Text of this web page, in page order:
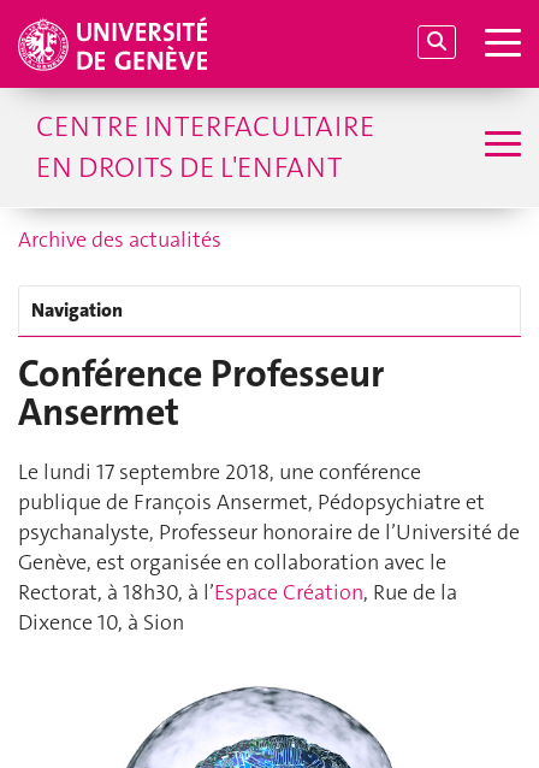
CENTRE INTERFACULTAIRE
EN DROITS DE L'ENFANT
Archive des actualités
Navigation
Conférence Professeur
Ansermet
Le lundi 17 septembre 2018, une conférence
publique de François Ansermet, Pédopsychiatre et
psychanalyste, Professeur honoraire de l’Université de
Genève, est organisée en collaboration avec le
Rectorat, à 18h30, à l’Espace Création, Rue de la
Dixence 10, à Sion